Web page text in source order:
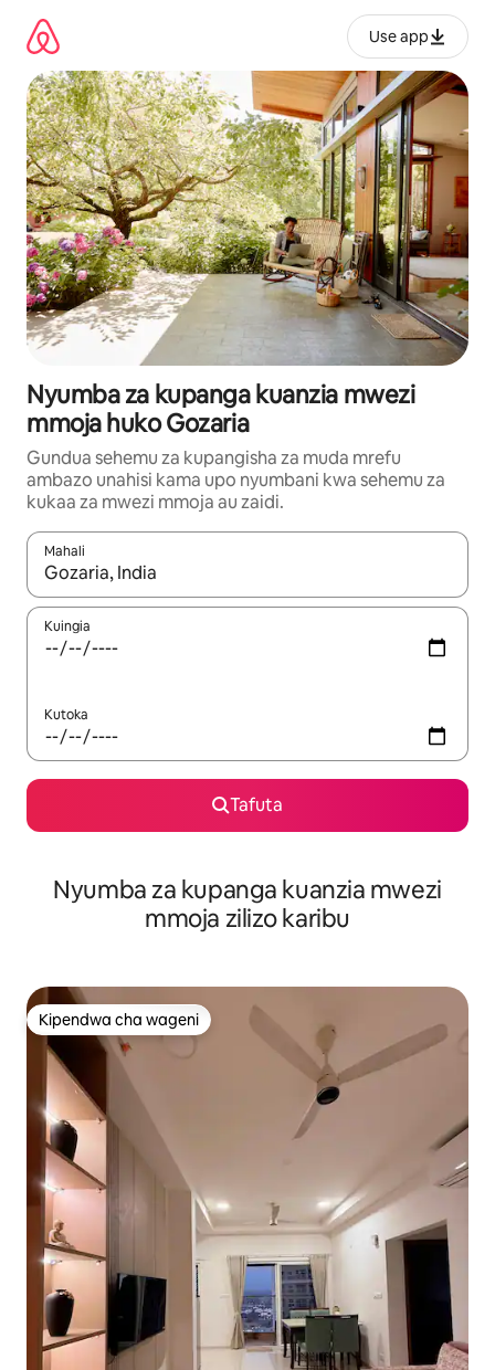
kwenda
kwenye
maudhui
Use app
Nyumba za kupanga kuanzia mwezi
mmoja huko Gozaria
Gundua sehemu za kupangisha za muda mrefu
ambazo unahisi kama upo nyumbani kwa sehemu za
kukaa za mwezi mmoja au zaidi.
Mahali
Wakati matokeo yanapatikana, vinjari kwa kutumia vitufe vya
Kuingia
Kutoka
Tafuta
Nyumba za kupanga kuanzia mwezi
mmoja zilizo karibu
Kipendwa cha wageni
Kipendwa cha wageni